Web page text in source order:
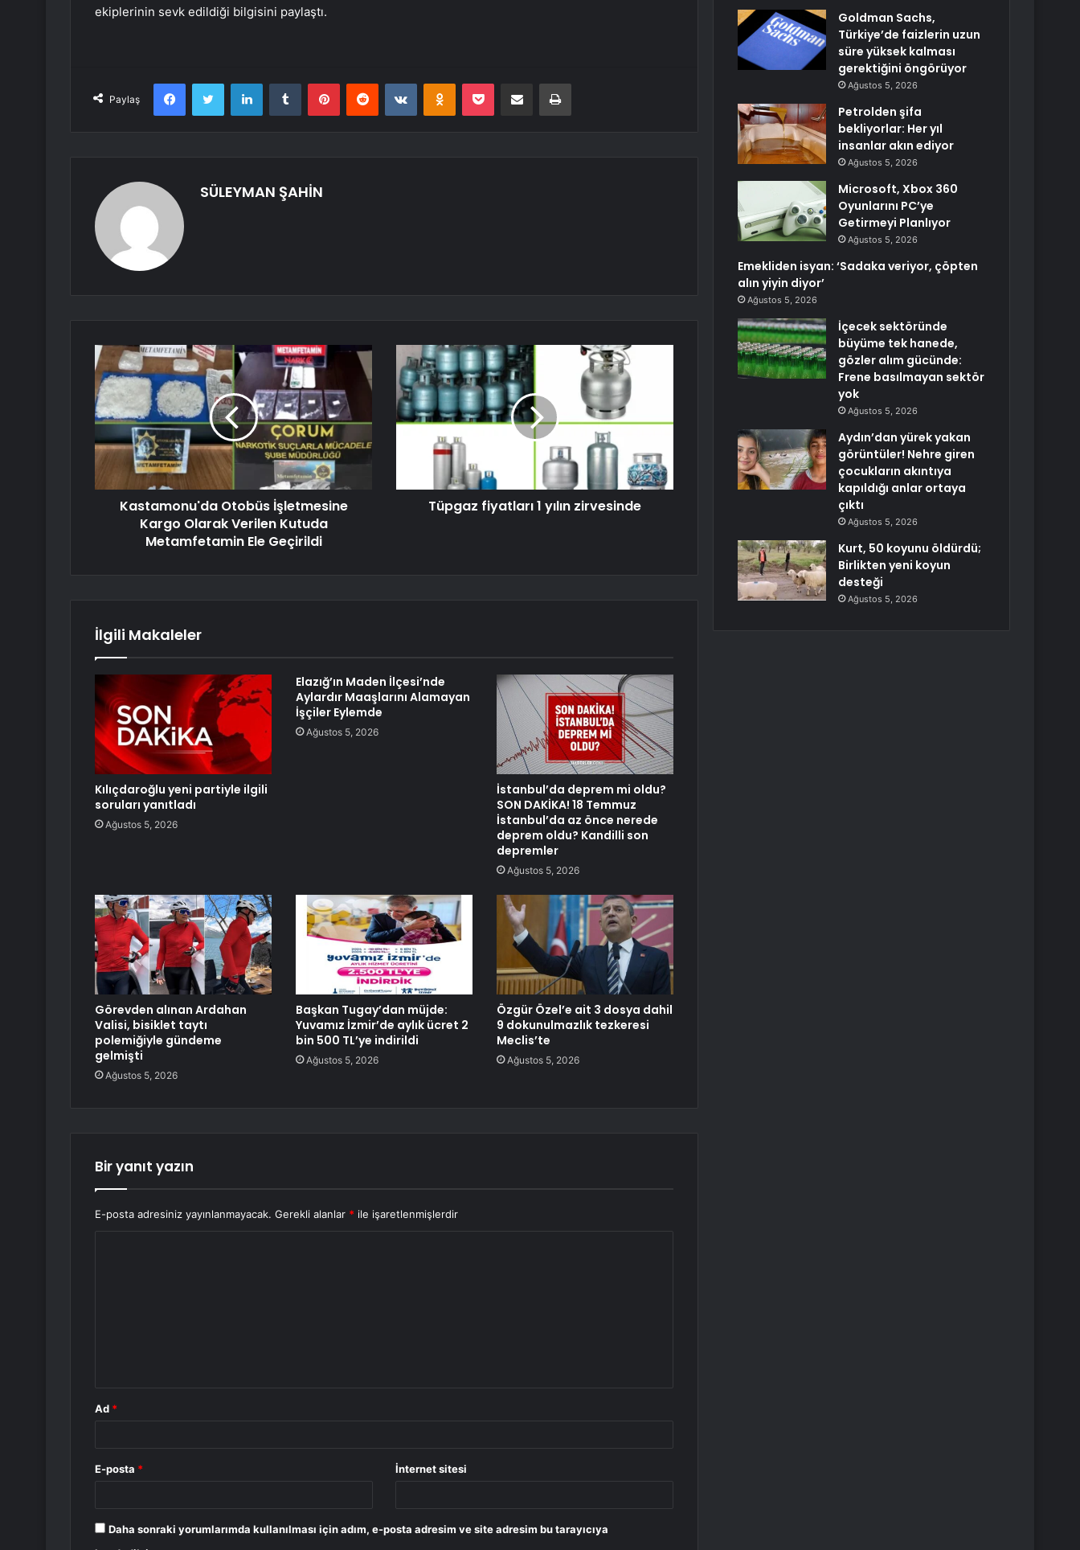
ekiplerinin sevk edildiği bilgisini paylaştı.
Paylaş
FacebookTwitter LinkedInTumblr PinterestReddit VKontakteOdnoklassniki
Pocket E-Posta ile paylaş Yazdır
SÜLEYMAN ŞAHİN
Kastamonu'da Otobüs İşletmesine
Kargo Olarak Verilen Kutuda
Metamfetamin Ele Geçirildi
Tüpgaz fiyatları 1 yılın zirvesinde
İlgili Makaleler
Kılıçdaroğlu yeni partiyle ilgili
soruları yanıtladı
Ağustos 5, 2026
Elazığ’ın Maden İlçesi’nde
Aylardır Maaşlarını Alamayan
İşçiler Eylemde
Ağustos 5, 2026
İstanbul’da deprem mi oldu?
SON DAKİKA! 18 Temmuz
İstanbul’da az önce nerede
deprem oldu? Kandilli son
depremler
Ağustos 5, 2026
Görevden alınan Ardahan
Valisi, bisiklet taytı
polemiğiyle gündeme
gelmişti
Ağustos 5, 2026
Başkan Tugay’dan müjde:
Yuvamız İzmir’de aylık ücret 2
bin 500 TL’ye indirildi
Ağustos 5, 2026
Özgür Özel’e ait 3 dosya dahil
9 dokunulmazlık tezkeresi
Meclis’te
Ağustos 5, 2026
Bir yanıt yazın
E-posta adresiniz yayınlanmayacak. Gerekli alanlar * ile işaretlenmişlerdir
Ad *
E-posta * İnternet sitesi
Daha sonraki yorumlarımda kullanılması için adım, e-posta adresim ve site adresim bu tarayıcıya
Goldman Sachs,
Türkiye’de faizlerin uzun
süre yüksek kalması
gerektiğini öngörüyor
Ağustos 5, 2026
Petrolden şifa
bekliyorlar: Her yıl
insanlar akın ediyor
Ağustos 5, 2026
Microsoft, Xbox 360
Oyunlarını PC’ye
Getirmeyi Planlıyor
Ağustos 5, 2026
Emekliden isyan: ‘Sadaka veriyor, çöpten
alın yiyin diyor’
Ağustos 5, 2026
İçecek sektöründe
büyüme tek hanede,
gözler alım gücünde:
Frene basılmayan sektör
yok
Ağustos 5, 2026
Aydın’dan yürek yakan
görüntüler! Nehre giren
çocukların akıntıya
kapıldığı anlar ortaya
çıktı
Ağustos 5, 2026
Kurt, 50 koyunu öldürdü;
Birlikten yeni koyun
desteği
Ağustos 5, 2026